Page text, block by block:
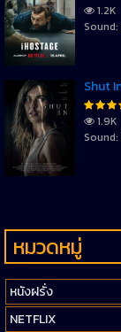
1.2K
Shut
1.9K
หมวดหมู่
หนังฝรั่ง
NETFLIX